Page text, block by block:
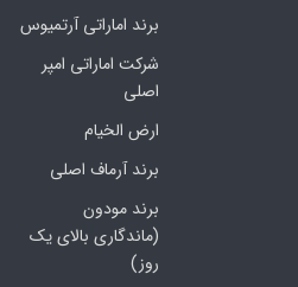
برند اماراتی آرتمیوس
شرکت اماراتی امپر
اصلی
ارض الخیام
برند آرماف اصلی
برند مودون
(ماندگاری بالای یک
روز)